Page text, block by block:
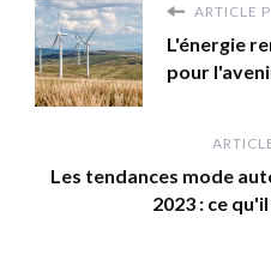
ARTICLE
L'énergie
pour
Les tendances mode
2023 : ce